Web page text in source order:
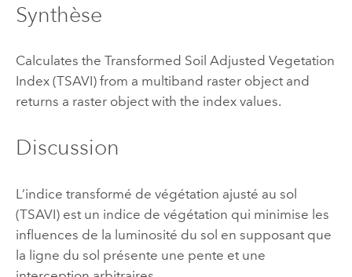
Synthèse
Calculates the Transformed Soil Adjusted Vegetation
Index (TSAVI) from a multiband raster object and
returns a raster object with the index values.
Discussion
L’indice transformé de végétation ajusté au sol
(TSAVI) est un indice de végétation qui minimise les
influences de la luminosité du sol en supposant que
la ligne du sol présente une pente et une